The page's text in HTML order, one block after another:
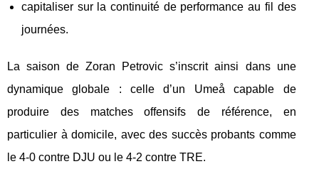
capitaliser sur la continuité de performance au fil des
journées.
La saison de Zoran Petrovic s’inscrit ainsi dans une
dynamique globale : celle d’un Umeå capable de
produire des matches offensifs de référence, en
particulier à domicile, avec des succès probants comme
le 4-0 contre DJU ou le 4-2 contre TRE.